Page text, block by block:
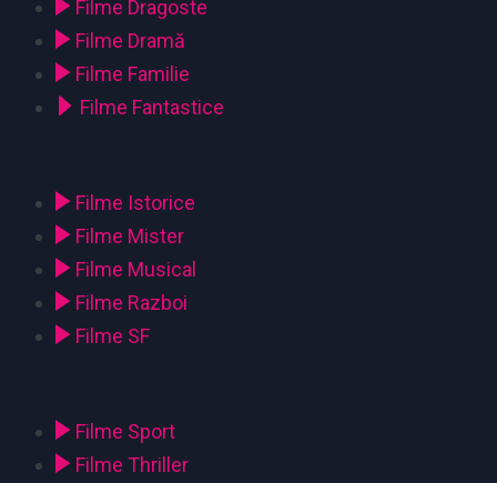
Filme Dragoste
Filme Dramă
Filme Familie
Filme Fantastice
Filme Istorice
Filme Mister
Filme Musical
Filme Razboi
Filme SF
Filme Sport
Filme Thriller